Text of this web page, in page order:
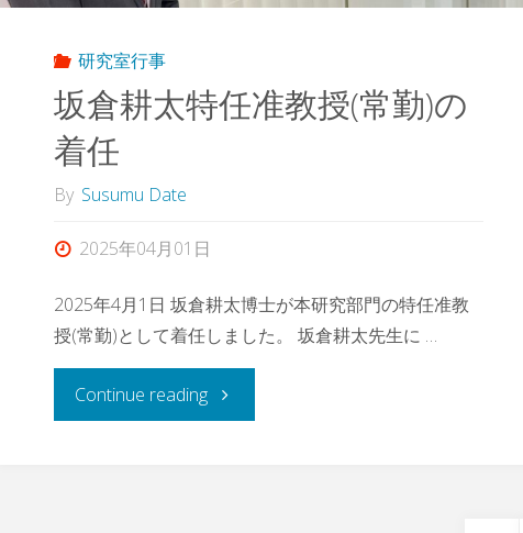
研究室行事
坂倉耕太特任准教授(常勤)の
着任
By Susumu Date
2025年04月01日
2025年4月1日 坂倉耕太博士が本研究部門の特任准教
授(常勤)として着任しました。 坂倉耕太先生に …
Continue reading"坂